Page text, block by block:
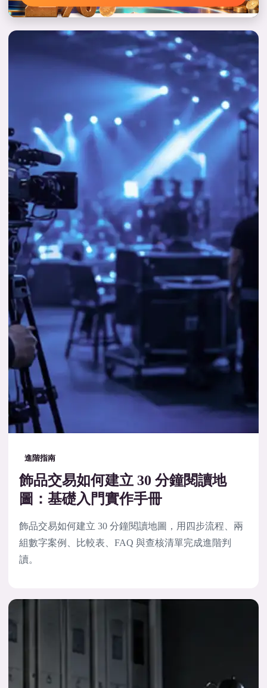
進階指南
飾品交易如何建立 30 分鐘閱讀地
圖：基礎入門實作手冊
飾品交易如何建立 30 分鐘閱讀地圖，用四步流程、兩
組數字案例、比較表、FAQ 與查核清單完成進階判
讀。